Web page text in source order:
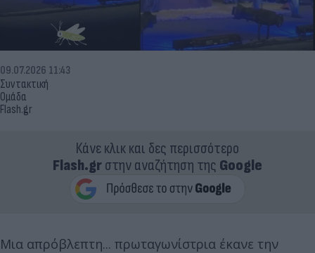
Συντακτική
Ομάδα
Flash.gr
09.07.2026 11:43
Κάνε κλικ και δες περισσότερο
Flash.grστην αναζήτηση της Google
Μια απρόβλεπτη... πρωταγωνίστρια έκανε την